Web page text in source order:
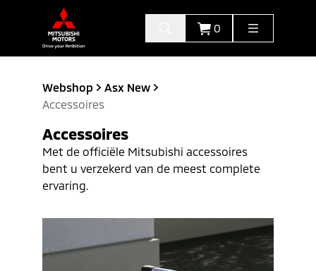
0
Webshop
Asx New
Accessoires
Accessoires
Met de officiële Mitsubishi accessoires
bent u verzekerd van de meest complete
ervaring.